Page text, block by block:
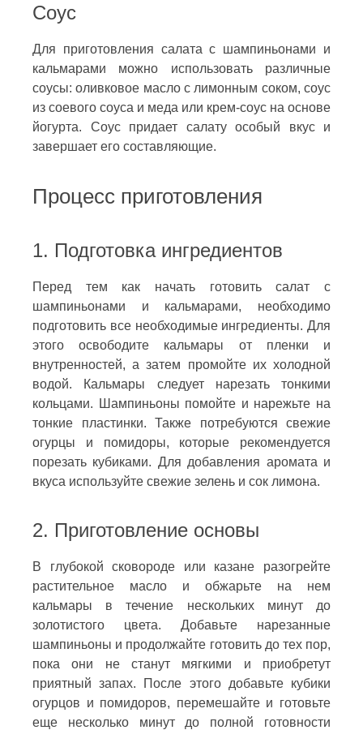
Соус
Для приготовления салата с шампиньонами и
кальмарами можно использовать различные
соусы: оливковое масло с лимонным соком, соус
из соевого соуса и меда или крем-соус на основе
йогурта. Соус придает салату особый вкус и
завершает его составляющие.
Процесс приготовления
1. Подготовка ингредиентов
Перед тем как начать готовить салат с
шампиньонами и кальмарами, необходимо
подготовить все необходимые ингредиенты. Для
этого освободите кальмары от пленки и
внутренностей, а затем промойте их холодной
водой. Кальмары следует нарезать тонкими
кольцами. Шампиньоны помойте и нарежьте на
тонкие пластинки. Также потребуются свежие
огурцы и помидоры, которые рекомендуется
порезать кубиками. Для добавления аромата и
вкуса используйте свежие зелень и сок лимона.
2. Приготовление основы
В глубокой сковороде или казане разогрейте
растительное масло и обжарьте на нем
кальмары в течение нескольких минут до
золотистого цвета. Добавьте нарезанные
шампиньоны и продолжайте готовить до тех пор,
пока они не станут мягкими и приобретут
приятный запах. После этого добавьте кубики
огурцов и помидоров, перемешайте и готовьте
еще несколько минут до полной готовности